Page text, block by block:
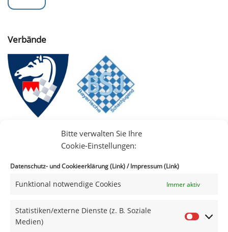
Bitte verwalten Sie Ihre
Cookie-Einstellungen:
Datenschutz- und Cookieerklärung (Link)/Impressum (Link)
Funktional notwendige Cookies Immer aktiv
Statistiken/externe Dienste (z. B. Soziale
Medien)
Verbände